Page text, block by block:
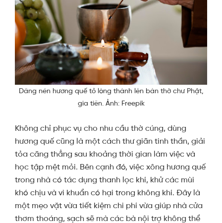
Dâng nén hương quế tỏ lòng thành lên bàn thờ chư Phật,
gia tiên. Ảnh: Freepik
Không chỉ phục vụ cho nhu cầu thờ cúng, dùng
hương quế cũng là một cách thư giãn tinh thần, giải
tỏa căng thẳng sau khoảng thời gian làm việc và
học tập mệt mỏi. Bên cạnh đó, việc xông hương quế
trong nhà có tác dụng thanh lọc khí, khử các mùi
khó chịu và vi khuẩn có hại trong không khí. Đây là
một mẹo vặt vừa tiết kiệm chi phí vừa giúp nhà cửa
thơm thoáng, sạch sẽ mà các bà nội trợ không thể